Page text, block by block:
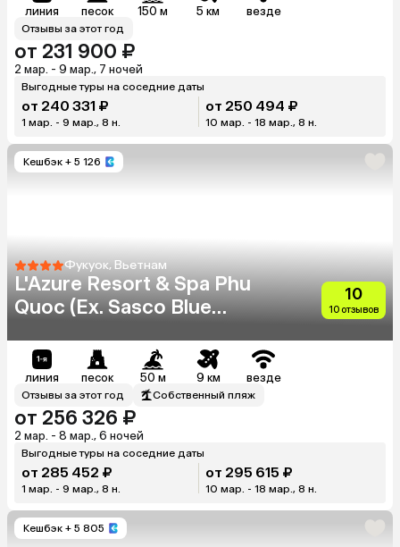
линия песок 150 м 5 км везде
Отзывы за этот год
от 231 900 ₽
2 мар. - 9 мар., 7 ночей
Выгодные туры на соседние даты
от 240 331 ₽
1 мар. - 9 мар., 8 н.
от 250 494 ₽
10 мар. - 18 мар., 8 н.
Кешбэк + 5 126
Фукуок, Вьетнам
L'Azure Resort & Spa Phu
Quoc (Ex. Sasco Blue
10
10 отзывов
линия песок 50 м 9 км везде
Отзывы за этот год Собственный пляж
от 256 326 ₽
2 мар. - 8 мар., 6 ночей
Выгодные туры на соседние даты
от 285 452 ₽
1 мар. - 9 мар., 8 н.
от 295 615 ₽
10 мар. - 18 мар., 8 н.
Кешбэк + 5 805